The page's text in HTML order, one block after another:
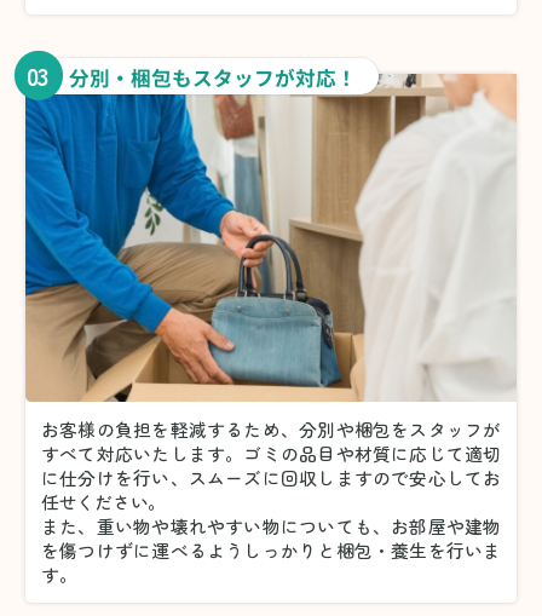
03 分別・梱包もスタッフが対応！
お客様の負担を軽減するため、分別や梱包をスタッフが
すべて対応いたします。 ゴミの品目や材質に応じて適切
に仕分けを行い、スムーズに回収しますので安心してお
任せください。
また、重い物や壊れやすい物についても、お部屋や建物
を傷つけずに運べるようしっかりと梱包・養生を行いま
す。